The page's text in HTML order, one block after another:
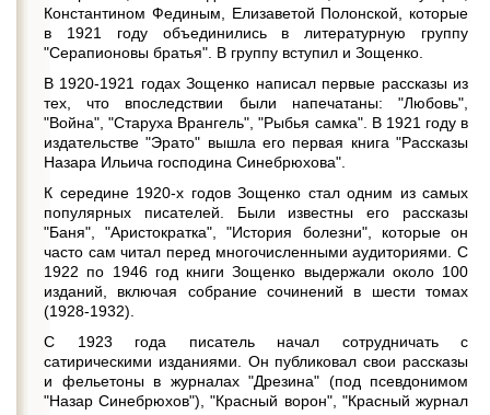
Константином Фединым, Елизаветой Полонской, которые
в 1921 году объединились в литературную группу
"Серапионовы братья". В группу вступил и Зощенко.
В 1920-1921 годах Зощенко написал первые рассказы из
тех, что впоследствии были напечатаны: "Любовь",
"Война", "Старуха Врангель", "Рыбья самка". В 1921 году в
издательстве "Эрато" вышла его первая книга "Рассказы
Назара Ильича господина Синебрюхова".
К середине 1920-х годов Зощенко стал одним из самых
популярных писателей. Были известны его рассказы
"Баня", "Аристократка", "История болезни", которые он
часто сам читал перед многочисленными аудиториями. С
1922 по 1946 год книги Зощенко выдержали около 100
изданий, включая собрание сочинений в шести томах
(1928-1932).
С 1923 года писатель начал сотрудничать с
сатирическими изданиями. Он публиковал свои рассказы
и фельетоны в журналах "Дрезина" (под псевдонимом
"Назар Синебрюхов"), "Красный ворон", "Красный журнал